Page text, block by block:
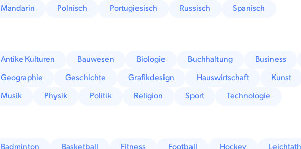
Mandarin
Polnisch Portugiesisch Russisch Spanisch
Antike Kulturen Bauwesen Biologie Buchhaltung Business
Geographie
Geschichte Grafikdesign Hauswirtschaft Kunst
Musik
Physik Politik Religion Sport Technologie